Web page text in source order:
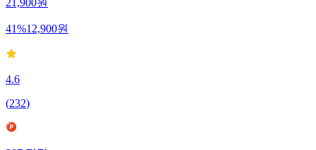
21,900원
41%12,900원
4.6
(232)